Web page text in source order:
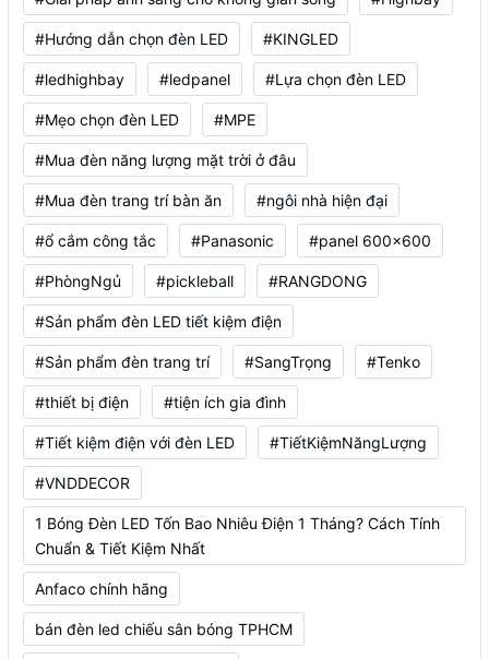
#Hướng dẫn chọn đèn LED #KINGLED
#ledhighbay #ledpanel #Lựa chọn đèn LED
#Mẹo chọn đèn LED #MPE
#Mua đèn năng lượng mặt trời ở đâu
#Mua đèn trang trí bàn ăn #ngôi nhà hiện đại
#ổ cắm công tắc #Panasonic #panel 600x600
#PhòngNgủ #pickleball #RANGDONG
#Sản phẩm đèn LED tiết kiệm điện
#Sản phẩm đèn trang trí #SangTrọng #Tenko
#thiết bị điện #tiện ích gia đình
#Tiết kiệm điện với đèn LED #TiếtKiệmNăngLượng
#VNDDECOR
1 Bóng Đèn LED Tốn Bao Nhiêu Điện 1 Tháng? Cách Tính
Chuẩn & Tiết Kiệm Nhất
Anfaco chính hãng
bán đèn led chiếu sân bóng TPHCM